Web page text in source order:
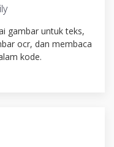
gambar untuk teks,
ocr, dan membaca
kode.